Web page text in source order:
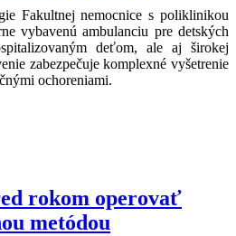
Fakultnej nemocnice s poliklinikou
vybavenú ambulanciu pre detských
deťom, ale aj širokej
zabezpečuje komplexné vyšetrenie
ochoreniami.
rokom operovať
metódou